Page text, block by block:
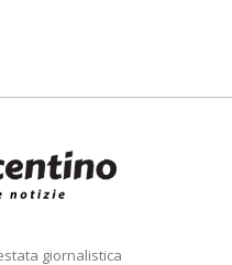
giornalistica